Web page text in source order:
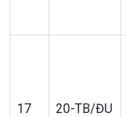
17 20-TB/ĐU